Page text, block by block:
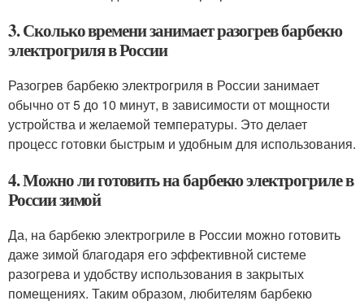
3. Сколько времени занимает разогрев барбекю
электрогриля в России
Разогрев барбекю электрогриля в России занимает
обычно от 5 до 10 минут, в зависимости от мощности
устройства и желаемой температуры. Это делает
процесс готовки быстрым и удобным для использования.
4. Можно ли готовить на барбекю электрогриле в
России зимой
Да, на барбекю электрогриле в России можно готовить
даже зимой благодаря его эффективной системе
разогрева и удобству использования в закрытых
помещениях. Таким образом, любителям барбекю